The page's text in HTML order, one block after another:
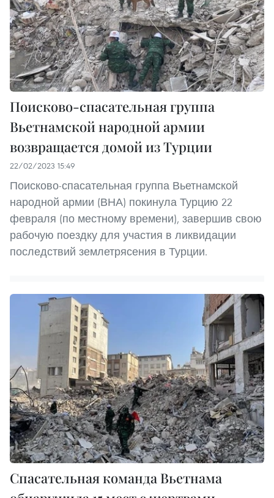
Поисково-спасательная группа
Вьетнамской народной армии
возвращается домой из Турции
22/02/2023 15:49
Поисково-спасательная группа Вьетнамской
народной армии (ВНА) покинула Турцию 22
февраля (по местному времени), завершив свою
рабочую поездку для участия в ликвидации
последствий землетрясения в Турции.
Спасательная команда Вьетнама